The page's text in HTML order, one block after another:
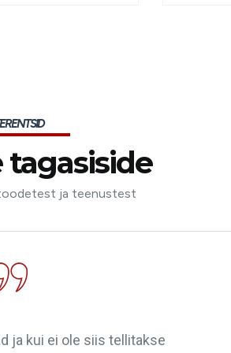
ja teenustest
ja kui ei ole siis tellitakse